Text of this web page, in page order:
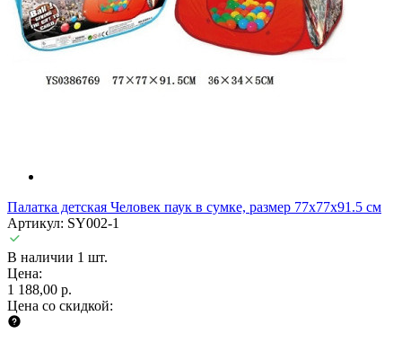
Палатка детская Человек паук в сумке, размер 77х77х91.5 см
Артикул: SY002-1
В наличии 1 шт.
Цена:
1 188,00 р.
Цена со скидкой: